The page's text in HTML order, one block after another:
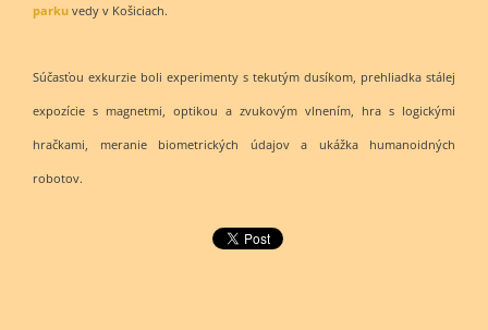
parku vedy v Košiciach.
Súčasťou exkurzie boli experimenty s tekutým dusíkom, prehliadka stálej
expozície s magnetmi, optikou a zvukovým vlnením, hra s logickými
hračkami, meranie biometrických údajov a ukážka humanoidných
robotov.